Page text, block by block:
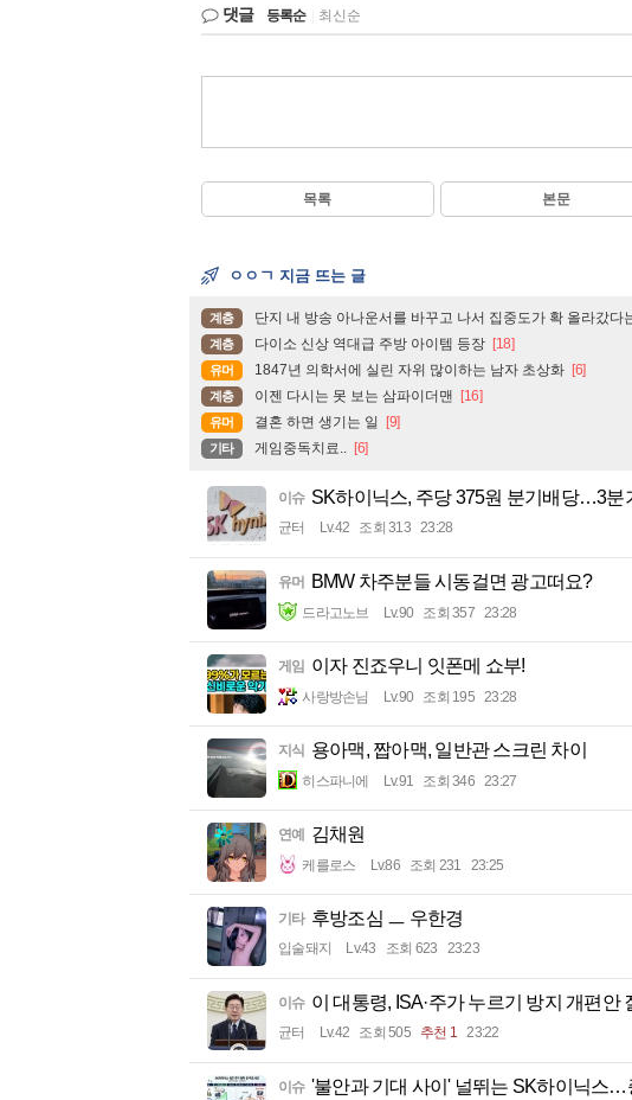
댓글 등록순 최신순
목록 본문
ㅇㅇㄱ 지금 뜨는 글
계층 단지 내 방송 아나운서를 바꾸고 나서 집중도가 확 올라갔다
계층 다이소 신상 역대급 주방 아이템 등장 [18]
유머 1847년 의학서에 실린 자위 많이하는 남자 초상화 [6]
계층 이젠 다시는 못 보는 삼파이더맨 [16]
유머 결혼 하면 생기는 일 [9]
기타 게임중독치료.. [6]
이슈 SK하이닉스, 주당 375원 분기배당…3분
균터 Lv.42 조회 313 23:28
유머 BMW 차주분들 시동걸면 광고떠요?
드라고노브 Lv.90 조회 357 23:28
게임 이자 진죠우니 잇폰메 쇼부!
사랑방손님 Lv.90 조회 195 23:28
지식 용아맥, 짭아맥, 일반관 스크린 차이
히스파니에 Lv.91 조회 346 23:27
연예 김채원
케를로스 Lv.86 조회 231 23:25
기타 후방조심 ㅡ 우한경
입술돼지 Lv.43 조회 623 23:23
이슈 이 대통령, ISA·주가 누르기 방지 개편안
균터 Lv.42 조회 505 추천 1 23:22
이슈 '불안과 기대 사이' 널뛰는 SK하이닉스…